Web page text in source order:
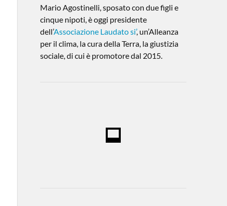
Mario Agostinelli, sposato con due figli e
cinque nipoti, è oggi presidente
dell’Associazione Laudato si’, un’Alleanza
per il clima, la cura della Terra, la giustizia
sociale, di cui è promotore dal 2015.